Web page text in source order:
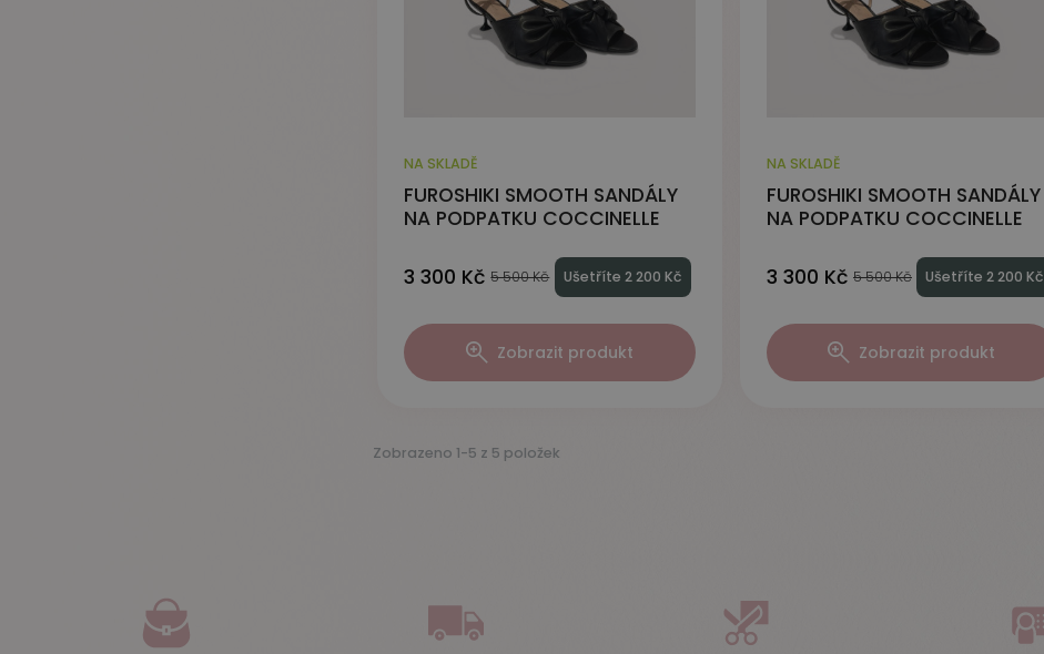
NA SKLADĚ
FUROSHIKI SMOOTH SANDÁLY
NA PODPATKU COCCINELLE
3 300 Kč 5 500 Kč Ušetříte 2 200 Kč
Zobrazit produkt
NA SKLADĚ
FUROSHIKI SMOOTH SANDÁLY
NA PODPATKU COCCINELLE
3 300 Kč 5 500 Kč Ušetříte 2 200 Kč
Zobrazit produkt
Zobrazeno 1-5 z 5 položek